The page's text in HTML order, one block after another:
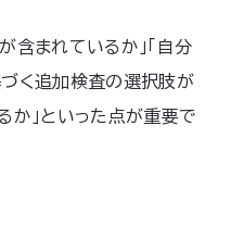
含まれているか」「自分
く追加検査の選択肢が
か」といった点が重要で